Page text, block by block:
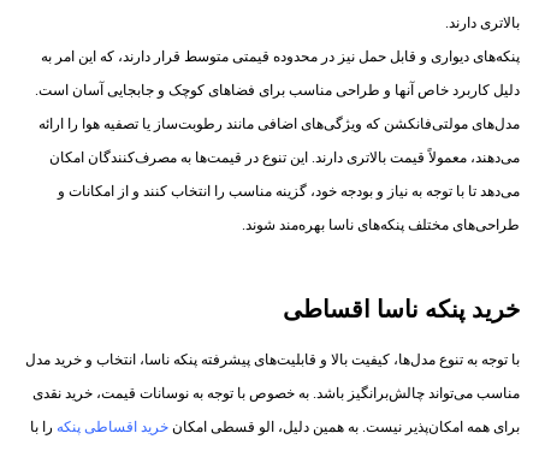
بالاتری دارند.
پنکه‌های دیواری و قابل حمل نیز در محدوده قیمتی متوسط قرار دارند، که این امر به
دلیل کاربرد خاص آنها و طراحی مناسب برای فضاهای کوچک و جابجایی آسان است.
مدل‌های مولتی‌فانکشن که ویژگی‌های اضافی مانند رطوبت‌ساز یا تصفیه هوا را ارائه
می‌دهند، معمولاً قیمت بالاتری دارند. این تنوع در قیمت‌ها به مصرف‌کنندگان امکان
می‌دهد تا با توجه به نیاز و بودجه خود، گزینه مناسب را انتخاب کنند و از امکانات و
طراحی‌های مختلف پنکه‌های ناسا بهره‌مند شوند.
خرید پنکه ناسا اقساطی
با توجه به تنوع مدل‌ها، کیفیت بالا و قابلیت‌های پیشرفته پنکه‌ ناسا، انتخاب و خرید مدل
مناسب می‌تواند چالش‌برانگیز باشد. به خصوص با توجه به نوسانات قیمت، خرید نقدی
برای همه امکان‌پذیر نیست. به همین دلیل، الو قسطی امکان خرید اقساطی پنکه‌ را با